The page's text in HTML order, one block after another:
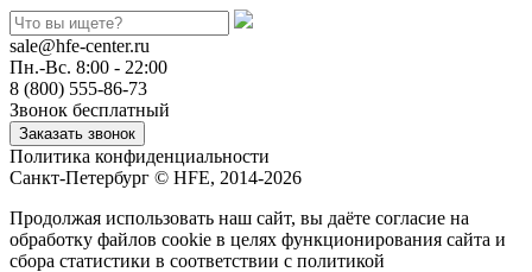
sale@hfe-center.ru
Пн.-Вс. 8:00 - 22:00
8 (800) 555-86-73
Звонок бесплатный
Политика конфиденциальности
Санкт-Петербург © HFE, 2014-2026
Продолжая использовать наш сайт, вы даёте согласие на
обработку файлов cookie в целях функционирования сайта и
сбора статистики в соответствии с политикой